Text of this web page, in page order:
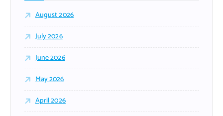
August 2026
July 2026
June 2026
May 2026
April 2026